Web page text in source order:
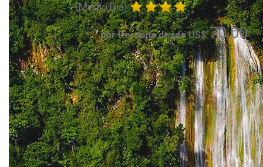
(Medio Día)
por Persona desde US$70.00